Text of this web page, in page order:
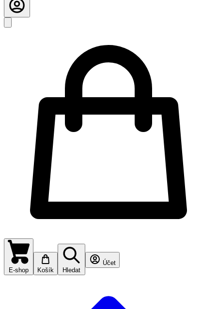
E-shop Košík Hledat
Účet